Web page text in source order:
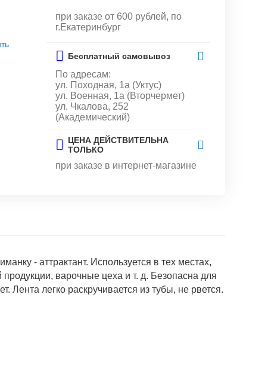
при заказе от 600 рублей, по
г.Екатеринбург
Бесплатный самовывоз
По адресам:
ул. Походная, 1а (Уктус)
ул. Военная, 1а (Вторчермет)
ул. Чкалова, 252
(Академический)
ЦЕНА ДЕЙСТВИТЕЛЬНА
ТОЛЬКО
при заказе в интернет-магазине
- аттрактант. Используется в тех местах,
варочные цеха и т. д. Безопасна для
легко раскручивается из тубы, не рвется.